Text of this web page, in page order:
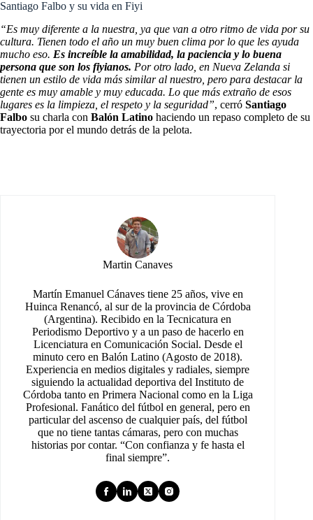
Santiago Falbo y su vida en Fiyi
“Es muy diferente a la nuestra, ya que van a otro ritmo de vida por su
cultura. Tienen todo el año un muy buen clima por lo que les ayuda
mucho eso. Es increíble la amabilidad, la paciencia y lo buena
persona que son los fiyianos. Por otro lado, en Nueva Zelanda si
tienen un estilo de vida más similar al nuestro, pero para destacar la
gente es muy amable y muy educada. Lo que más extraño de esos
lugares es la limpieza, el respeto y la seguridad”, cerró Santiago
Falbo su charla con Balón Latino haciendo un repaso completo de su
trayectoria por el mundo detrás de la pelota.
Martin Canaves
Martín Emanuel Cánaves tiene 25 años, vive en
Huinca Renancó, al sur de la provincia de Córdoba
(Argentina). Recibido en la Tecnicatura en
Periodismo Deportivo y a un paso de hacerlo en
Licenciatura en Comunicación Social. Desde el
minuto cero en Balón Latino (Agosto de 2018).
Experiencia en medios digitales y radiales, siempre
siguiendo la actualidad deportiva del Instituto de
Córdoba tanto en Primera Nacional como en la Liga
Profesional. Fanático del fútbol en general, pero en
particular del ascenso de cualquier país, del fútbol
que no tiene tantas cámaras, pero con muchas
historias por contar. “Con confianza y fe hasta el
final siempre”.